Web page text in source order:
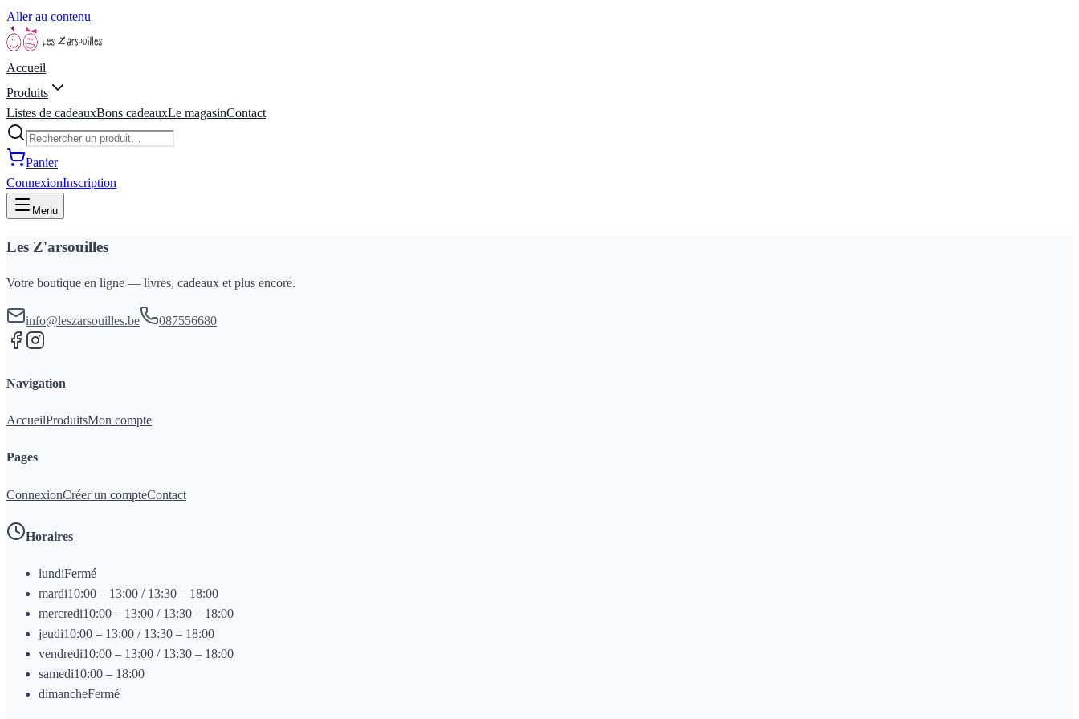
Aller au contenu
Accueil
Produits
Listes de cadeauxBons cadeauxLe magasinContact
Panier
ConnexionInscription
Menu
Les Z'arsouilles
Votre boutique en ligne — livres, cadeaux et plus encore.
info@leszarsouilles.be 087556680
Navigation
AccueilProduitsMon compte
Pages
ConnexionCréer un compteContact
Horaires
lundiFermé
mardi10:00 – 13:00 / 13:30 – 18:00
mercredi10:00 – 13:00 / 13:30 – 18:00
jeudi10:00 – 13:00 / 13:30 – 18:00
vendredi10:00 – 13:00 / 13:30 – 18:00
samedi10:00 – 18:00
dimancheFermé